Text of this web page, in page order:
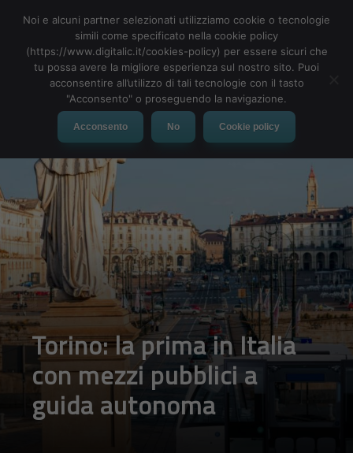
MENU
Torino: la prima in Italia
con mezzi pubblici a
guida autonoma
Noi e alcuni partner selezionati utilizziamo cookie o tecnologie
simili come specificato nella cookie policy
(https://www.digitalic.it/cookies-policy) per essere sicuri che
tu possa avere la migliore esperienza sul nostro sito. Puoi
acconsentire all’utilizzo di tali tecnologie con il tasto
"Acconsento" o proseguendo la navigazione.
Acconsento No Cookie policy